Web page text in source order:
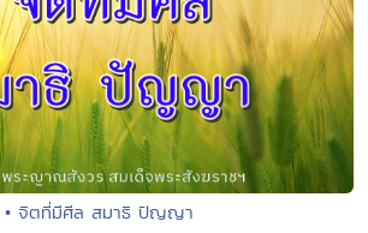
• จิตที่มีศีล สมาธิ ปัญญา